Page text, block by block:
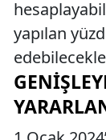
yapılan